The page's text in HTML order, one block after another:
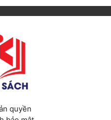
quyền